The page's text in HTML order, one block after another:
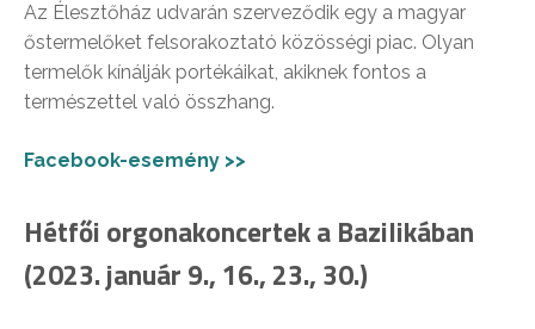
Az Élesztőház udvarán szerveződik egy a magyar
őstermelőket felsorakoztató közösségi piac. Olyan
termelők kínálják portékáikat, akiknek fontos a
természettel való összhang.
Facebook-esemény >>
Hétfői orgonakoncertek a Bazilikában
(2023. január 9., 16., 23., 30.)